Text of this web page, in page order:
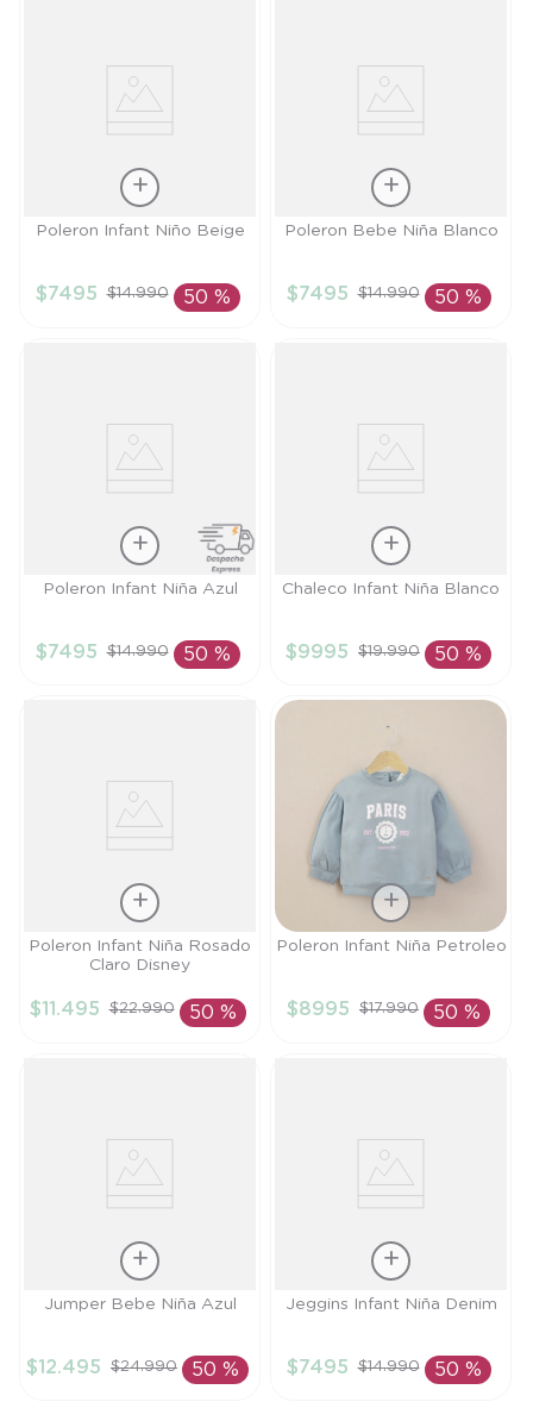
Talla
AÑADIR AL
Poleron Infant Niño Beige
$7495 $14.990 50 %
Talla
AÑADIR AL
Poleron Bebe Niña Blanco
$7495 $14.990 50 %
Talla
AÑADIR AL
Poleron Infant Niña Azul
$7495 $14.990 50 %
Talla
AÑADIR AL
Chaleco Infant Niña Blanco
$9995 $19.990 50 %
Talla
AÑADIR AL
Poleron Infant Niña Rosado
Claro Disney
$11 .495 $22.990 50 %
Talla
AÑADIR AL
Poleron Infant Niña Petroleo
$8995 $17.990 50 %
Talla
AÑADIR AL
Jumper Bebe Niña Azul
$12.495 $24.990 50 %
Talla
AÑADIR AL
Jeggins Infant Niña Denim
$7495 $14.990 50 %